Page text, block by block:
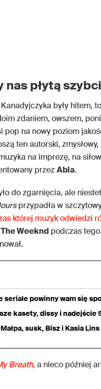
nas płytą
były hitem, to
zdaniem, owszem,
pop na nowy poziom
ten autorski,
na imprezę, na
przezAbla.
do zgarnięcia, ale
przypadła w
której muzyk odwiedzi
The Weeknd podczas
seriale powinny wam się
kasety, dissy i nadejście
susk, Bisz i Kasia Lins
Breath, a nieco później